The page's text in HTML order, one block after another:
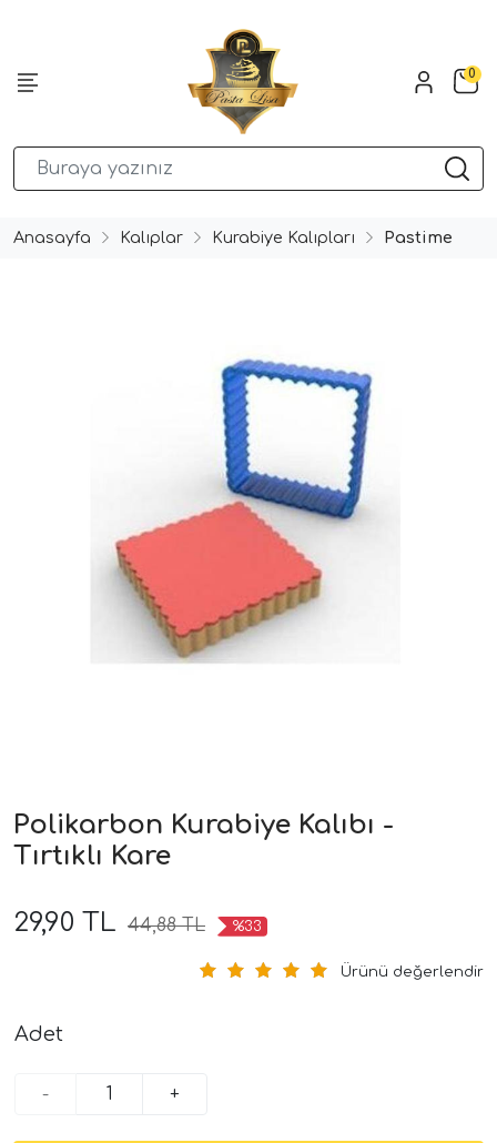
0
Anasayfa Kalıplar Kurabiye Kalıpları Pastime
Polikarbon Kurabiye Kalıbı -
Tırtıklı Kare
29,90 TL 44,88 TL %33
Ürünü değerlendir
Adet
- +